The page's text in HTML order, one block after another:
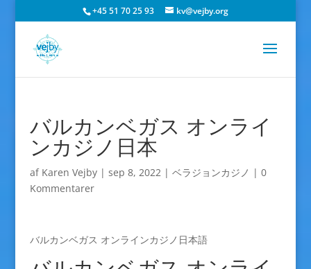
+45 51 70 25 93 kv@vejby.org
バルカンベガス オンライ
ンカジノ日本
af Karen Vejby| sep 8, 2022| ベラジョンカジノ | 0
Kommentarer
バルカンベガス オンラインカジノ日本語